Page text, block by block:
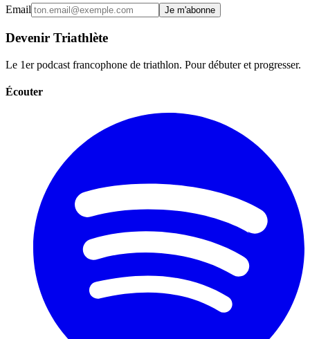
Email Je m'abonne
Devenir Triathlète
Le 1er podcast francophone de triathlon. Pour débuter et progresser.
Écouter